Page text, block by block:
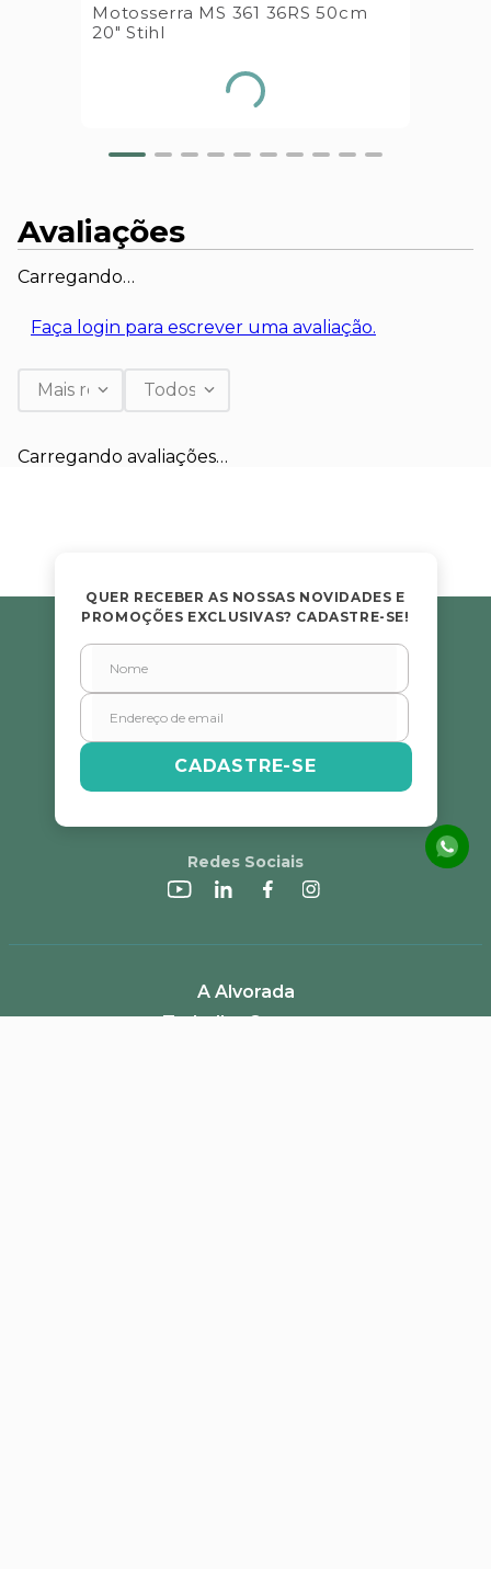
Motosserra MS 361 36RS 50cm
20" Stihl
Avaliações
Carregando…
Faça login para escrever uma avaliação.
Mais recentesTodos
Carregando avaliações…
QUER RECEBER AS NOSSAS NOVIDADES E
PROMOÇÕES EXCLUSIVAS? CADASTRE-SE!
CADASTRE-SE
Redes Sociais
A Alvorada
Trabalhe Conosco